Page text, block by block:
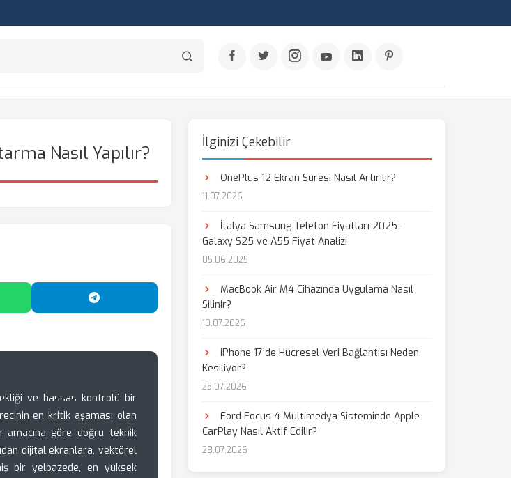
Nasıl Yapılır?
Paylaş Telegram'da Paylaş
ve hassas kontrolü bir
en kritik aşaması olan
amacına göre doğru teknik
dijital ekranlara, vektörel
bir yelpazede, en yüksek
İlginizi Çekebilir
OnePlus 12 Ekran Süresi Nasıl Artırılır?
11.07.2026
İtalya Samsung Telefon Fiyatları 2025 -
Galaxy S25 ve A55 Fiyat Analizi
05.06.2025
MacBook Air M4 Cihazında Uygulama Nasıl
Silinir?
10.07.2026
iPhone 17'de Hücresel Veri Bağlantısı Neden
Kesiliyor?
25.07.2026
Ford Focus 4 Multimedya Sisteminde Apple
CarPlay Nasıl Aktif Edilir?
28.07.2026